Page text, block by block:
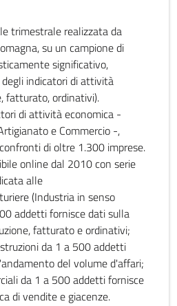
trimestrale realizzata da
su un campione di
significativo,
indicatori di attività
fatturato, ordinativi).
di attività economica -
e Commercio -,
di oltre 1.300 imprese.
online dal 2010 con serie
alle
(Industria in senso
addetti fornisce dati sulla
fatturato e ordinativi;
da 1 a 500 addetti
del volume d'affari;
da 1 a 500 addetti fornisce
di vendite e giacenze.